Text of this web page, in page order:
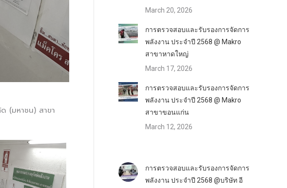
(มหาชน) สาขา
March 20, 2026
การตรวจสอบและรับรองการจัดการ
พลังงาน ประจำปี 2568 @ Makro
สาขาหาดใหญ่
March 17, 2026
การตรวจสอบและรับรองการจัดการ
พลังงาน ประจำปี 2568 @ Makro
สาขาขอนแก่น
March 12, 2026
การตรวจสอบและรับรองการจัดการ
พลังงาน ประจำปี 2568 @บริษัท อี